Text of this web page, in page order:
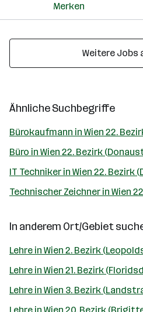
Merken
Weitere Jobs
Ähnliche Suchbegriffe
Bürokaufmann in Wien 22.
Büro in Wien 22. Bezirk
IT Techniker in Wien 22. Bezirk
Technischer Zeichner in Wien
In anderem Ort/Gebiet
Lehre in Wien 2. Bezirk
Lehre in Wien 21. Bezirk
Lehre in Wien 3. Bezirk